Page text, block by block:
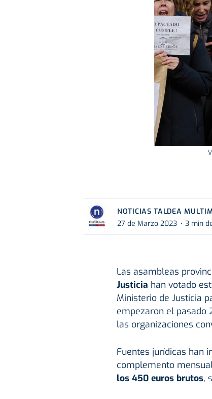
NOTICIAS TALDEA
27 de Marzo 2023
3 min
Las asambleas
Justicia han votado
Ministerio de Justicia
empezaron el pasado
las organizaciones
Fuentes jurídicas han
complemento
los 450 euros brutos,